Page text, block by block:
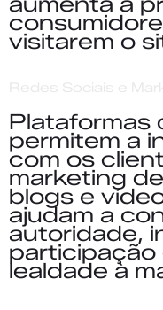
visitarem o
Plataformas
permitem a
com os
marketing
blogs e
ajudam a
autoridade,
participação
lealdade à